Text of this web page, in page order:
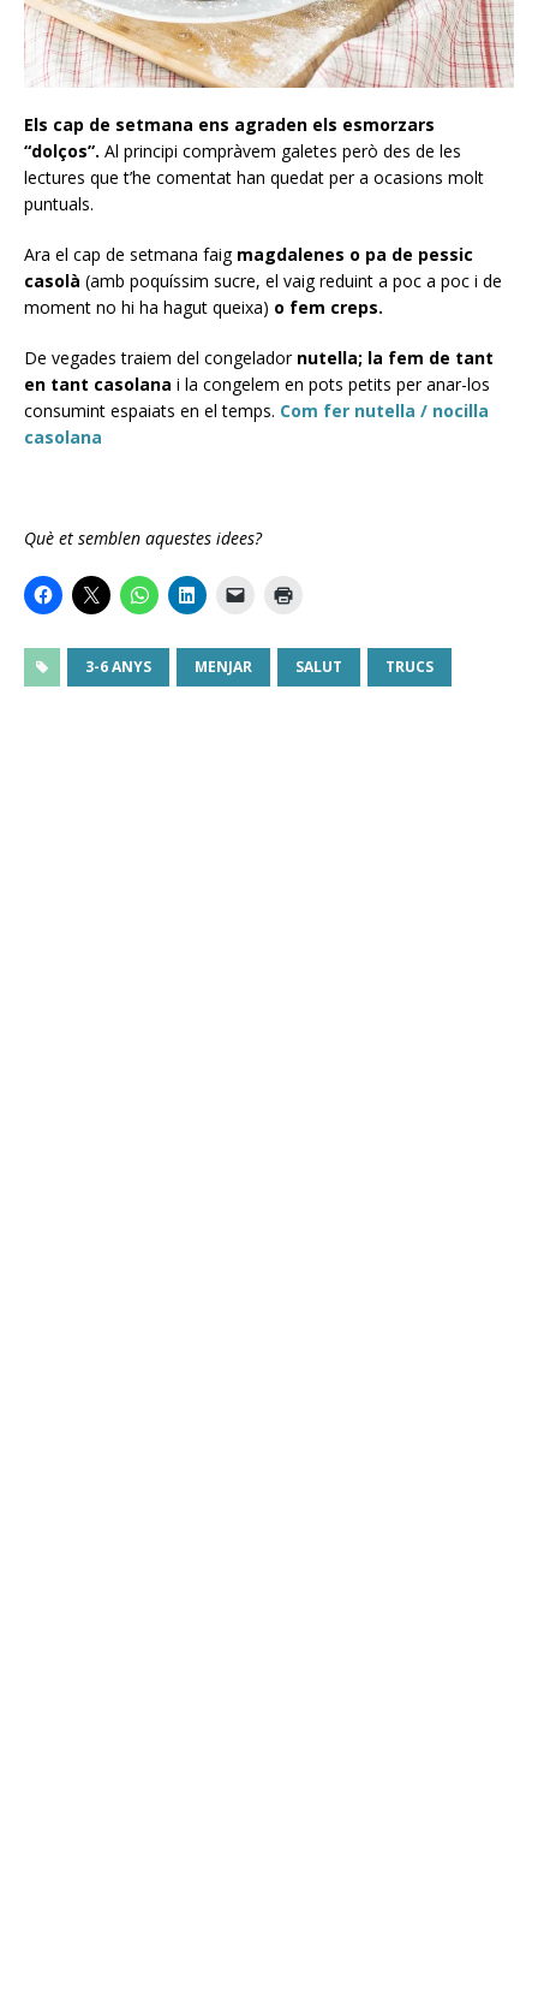
Els cap de setmana ens agraden els esmorzars
“dolços”. Al principi compràvem galetes però des de les
lectures que t’he comentat han quedat per a ocasions molt
puntuals.
Ara el cap de setmana faig magdalenes o pa de pessic
casolà (amb poquíssim sucre, el vaig reduint a poc a poc i de
moment no hi ha hagut queixa) o fem creps.
De vegades traiem del congelador nutella; la fem de tant
en tant casolana i la congelem en pots petits per anar-los
consumint espaiats en el temps. Com fer nutella / nocilla
casolana
Què et semblen aquestes idees?
3-6 ANYS MENJAR SALUT TRUCS